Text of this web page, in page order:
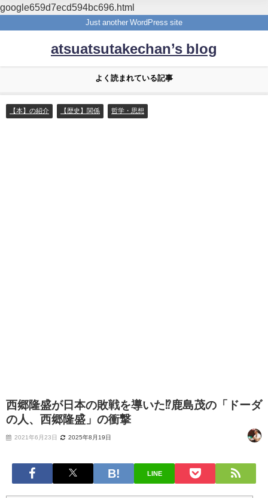
google659d7ecd594bc696.html
Just another WordPress site
atsuatsutakechan’s blog
よく読まれている記事
【本】の紹介 【歴史】関係 哲学・思想
西郷隆盛が日本の敗戦を導いた⁉️鹿島茂の「ドーダ
の人、西郷隆盛」の衝撃
2021年6月23日 2025年8月19日
LINE